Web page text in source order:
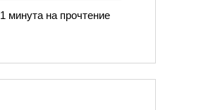
1 минута на прочтение